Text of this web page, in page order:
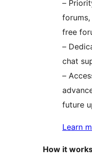
–
free
–
chat
–
future
Learn
How it